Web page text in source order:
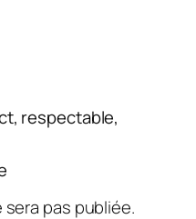
respectable,
pas publiée.